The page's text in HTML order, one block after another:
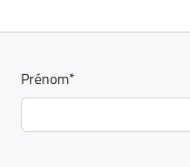
Prénom*